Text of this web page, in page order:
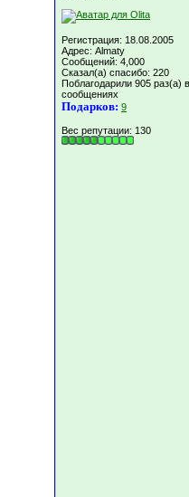
Регистрация: 18.08.2005
Адрес: Almaty
Сообщений: 4,000
Сказал(а) спасибо: 220
Поблагодарили 905 раз(а)
сообщениях
Подарков: 9
Вес репутации: 130